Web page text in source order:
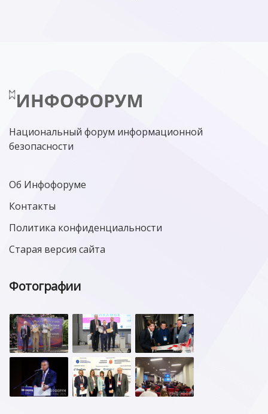
Национальный форум информационной
безопасности
Об Инфофоруме
Контакты
Политика конфиденциальности
Старая версия сайта
Фотографии